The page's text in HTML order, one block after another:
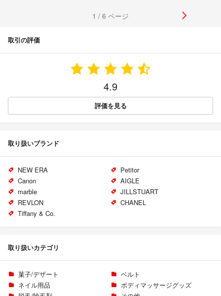
1 / 6 ページ
取引の評価
4.9
評価を見る
取り扱いブランド
NEW ERA
Petitor
Canon
AIGLE
marble
JILLSTUART
REVLON
CHANEL
Tiffany & Co.
取り扱いカテゴリ
菓子/デザート
ベルト
ネイル用品
ボディマッサージグッズ